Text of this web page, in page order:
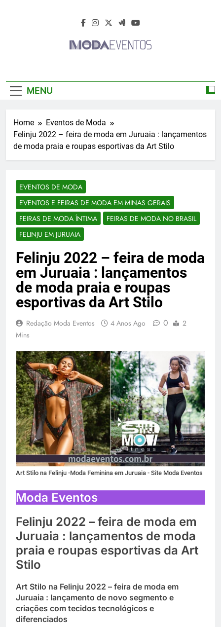
2026 – Desfiles
Feiras De Moda
2026
Feiras De Moda 2026 – Feiras De Moda No
MENU
Home
Eventos de Moda
Felinju 2022 – feira de moda em Juruaia : lançamentos
de moda praia e roupas esportivas da Art Stilo
EVENTOS DE MODA
EVENTOS E FEIRAS DE MODA EM MINAS GERAIS
FEIRAS DE MODA ÍNTIMA
FEIRAS DE MODA NO BRASIL
FELINJU EM JURUAIA
Felinju 2022 – feira de moda
em Juruaia : lançamentos
de moda praia e roupas
esportivas da Art Stilo
Redação Moda Eventos 4 Anos Ago 0
2
Mins
Art Stilo na Felinju -Moda Feminina em Juruaia - Site Moda Eventos
Moda Eventos
Felinju 2022 – feira de moda em
Juruaia : lançamentos de moda
praia e roupas esportivas da Art
Stilo
Art Stilo na Felinju 2022 – feira de moda em
Juruaia : lançamento de novo segmento e
criações com tecidos tecnológicos e
diferenciados